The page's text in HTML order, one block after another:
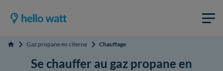
Accueil Gaz propane en citerne Chauffage
Se chauffer au gaz propane en